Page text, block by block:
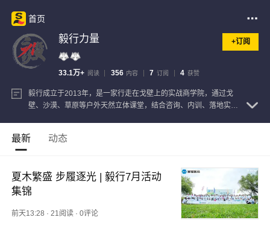
首页
毅行力量 +订阅
33.1万+ 阅读 356 内容 7 订阅 4 获赞
毅行成立于2013年，是一家行走在戈壁上的实战商学院，通过戈
壁、沙漠、草原等户外天然立体课堂，结合咨询、内训、落地实践
最新 动态
夏木繁盛 步履逐光 | 毅行7月活动
集锦
前天13:28 ·21阅读 ·0评论